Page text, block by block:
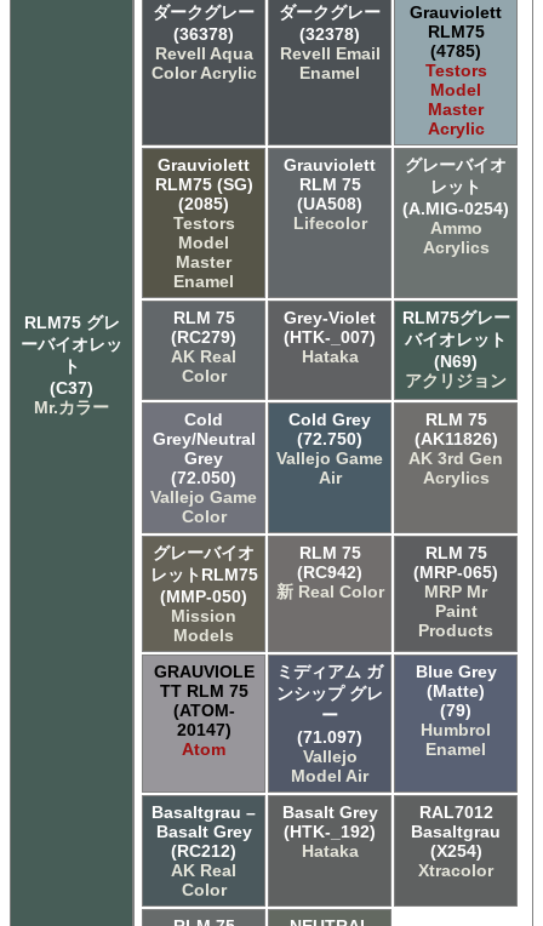
RLM75 グレ
ーバイオレッ
ト
(C37)
Mr.カラー
ダークグレー
(36378)
Revell Aqua
Color Acrylic
ダークグレー
(32378)
Revell Email
Enamel
Grauviolett
RLM75
(4785)
Testors
Model
Master
Acrylic
Grauviolett
RLM75 (SG)
(2085)
Testors
Model
Master
Enamel
Grauviolett
RLM 75
(UA508)
Lifecolor
グレーバイオ
レット
(A.MIG-0254)
Ammo
Acrylics
RLM 75
(RC279)
AK Real
Color
Grey-Violet
(HTK-_007)
Hataka
RLM75グレー
バイオレット
(N69)
アクリジョン
Cold
Grey/Neutral
Grey
(72.050)
Vallejo Game
Color
Cold Grey
(72.750)
Vallejo Game
Air
RLM 75
(AK11826)
AK 3rd Gen
Acrylics
グレーバイオ
レットRLM75
(MMP-050)
Mission
Models
RLM 75
(RC942)
新 Real Color
RLM 75
(MRP-065)
MRP Mr
Paint
Products
GRAUVIOLE
TT RLM 75
(ATOM-
20147)
Atom
ミディアム ガ
ンシップ グレ
ー
(71.097)
Vallejo
Model Air
Blue Grey
(Matte)
(79)
Humbrol
Enamel
Basaltgrau –
Basalt Grey
(RC212)
AK Real
Color
Basalt Grey
(HTK-_192)
Hataka
RAL7012
Basaltgrau
(X254)
Xtracolor